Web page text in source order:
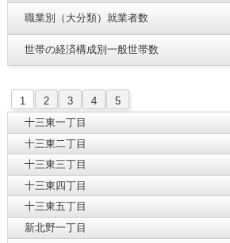
職業別（大分類）就業者数
世帯の経済構成別一般世帯数
1 2 3 4
5
十三東一丁目
十三東二丁目
十三東三丁目
十三東四丁目
十三東五丁目
新北野一丁目